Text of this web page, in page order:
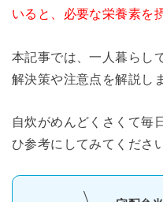
いると、必要な栄養素を
本記事では、一人暮らし
解決策や注意点を解説し
自炊がめんどくさくて毎
ひ参考にしてみてくださ